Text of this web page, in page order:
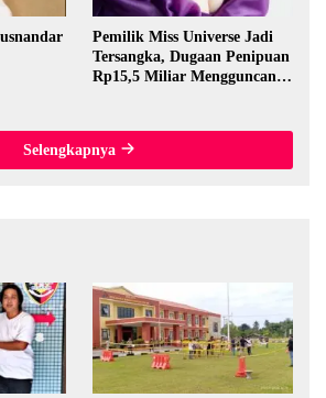
Pemilik Miss Universe Jadi
Tersangka, Dugaan Penipuan
Rp15,5 Miliar Mengguncang
Selengkapnya